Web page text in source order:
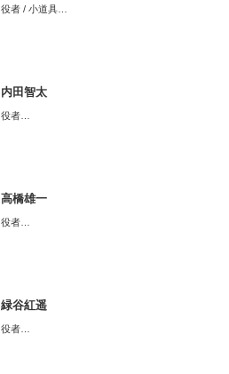
役者 / 小道具…
内田智太
役者…
高橋雄一
役者…
緑谷紅遥
役者…